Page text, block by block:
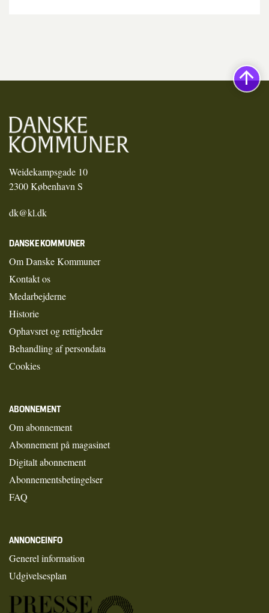
Weidekampsgade 10
2300 København S
dk@kl.dk
DANSKE KOMMUNER
Om Danske Kommuner
Kontakt os
Medarbejderne
Historie
Ophavsret og rettigheder
Behandling af persondata
Cookies
ABONNEMENT
Om abonnement
Abonnement på magasinet
Digitalt abonnement
Abonnementsbetingelser
FAQ
ANNONCEINFO
Generel information
Udgivelsesplan